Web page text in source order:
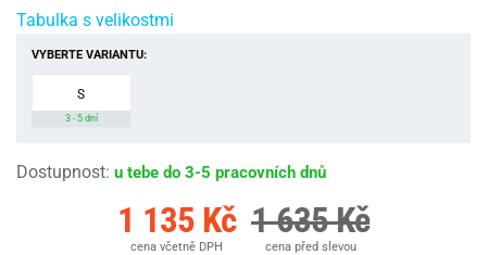
Tabulka s velikostmi
VYBERTE VARIANTU:
S
3 - 5 dní
Dostupnost: u tebe do 3-5 pracovních dnů
1 135 Kč
cena včetně DPH
1 635 Kč
cena před slevou